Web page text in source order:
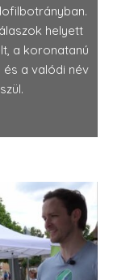
helyett
a koronatanú
a valódi név